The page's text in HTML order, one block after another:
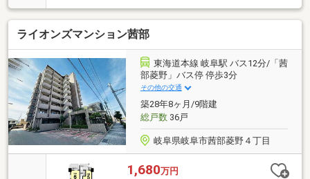
面ウッドデッキ新設、浴室シャワーヘッド（リフ
ァ）、ホース新品交換、玄関ミラー新設◇玄関にはマ
ルチストッカー◇主寝室はゆとりの７帖◇広々パウダ
ールーム＆１４１８サイズの大型バスルーム◇リビン
グ床暖房敷地内駐車場空き有／エントランスはキーレ
スリモコン対応／ペット可（飼育細則あり）岐阜駅前
の中心、利便性＋落ち着いた住環境です。ＪＲ東海道
本線「岐阜」駅より徒歩７分ＪＲ高山本線「岐阜」駅
徒歩８分
ライオンズマンション茜部
東海道本線 岐阜駅 バス12分/「茜
部菱野」バス停 停歩3分
その他の交通
築28年8ヶ月/9階建
総戸数36戸
岐阜県岐阜市茜部菱野４丁目
1,680万円